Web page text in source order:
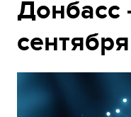
Донбасс
сентября